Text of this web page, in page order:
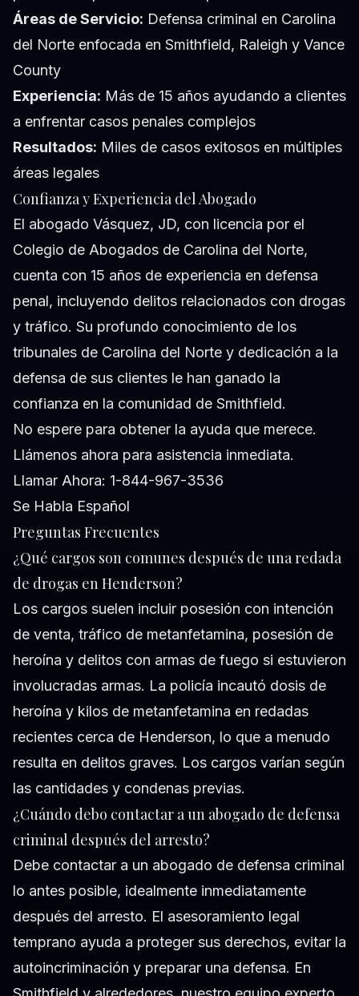
Áreas de Servicio: Defensa criminal en Carolina
del Norte enfocada en Smithfield, Raleigh y Vance
County
Experiencia: Más de 15 años ayudando a clientes
a enfrentar casos penales complejos
Resultados: Miles de casos exitosos en múltiples
áreas legales
Confianza y Experiencia del Abogado
El abogado Vásquez, JD, con licencia por el
Colegio de Abogados de Carolina del Norte,
cuenta con 15 años de experiencia en defensa
penal, incluyendo delitos relacionados con drogas
y tráfico. Su profundo conocimiento de los
tribunales de Carolina del Norte y dedicación a la
defensa de sus clientes le han ganado la
confianza en la comunidad de Smithfield.
No espere para obtener la ayuda que merece.
Llámenos ahora para asistencia inmediata.
Llamar Ahora: 1-844-967-3536
Se Habla Español
Preguntas Frecuentes
¿Qué cargos son comunes después de una redada
de drogas en Henderson?
Los cargos suelen incluir posesión con intención
de venta, tráfico de metanfetamina, posesión de
heroína y delitos con armas de fuego si estuvieron
involucradas armas. La policía incautó dosis de
heroína y kilos de metanfetamina en redadas
recientes cerca de Henderson, lo que a menudo
resulta en delitos graves. Los cargos varían según
las cantidades y condenas previas.
¿Cuándo debo contactar a un abogado de defensa
criminal después del arresto?
Debe contactar a un abogado de defensa criminal
lo antes posible, idealmente inmediatamente
después del arresto. El asesoramiento legal
temprano ayuda a proteger sus derechos, evitar la
autoincriminación y preparar una defensa. En